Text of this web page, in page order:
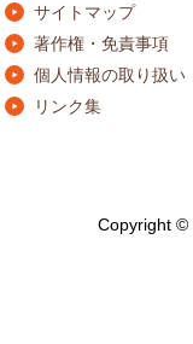
サイトマップ
著作権・免責事項
個人情報の取り扱い
リンク集
Copyright ©